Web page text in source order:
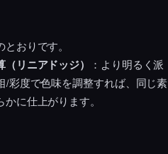
おりです。
（リニアドッジ）
：より明るく派
/彩度で色味を調整すれば、同じ素
に仕上がります。